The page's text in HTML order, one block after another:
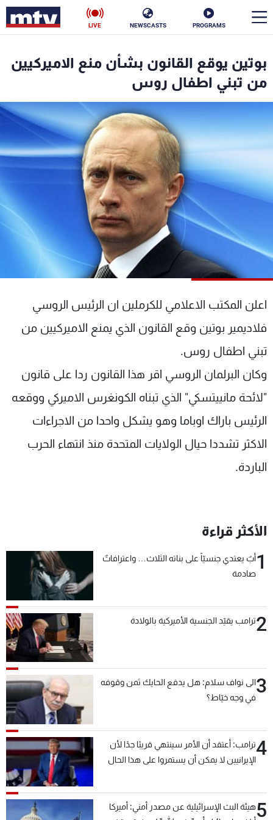
PROGRAMS
NEWSCASTS
LIVE
بوتين يوقع القانون بشأن منع الاميركيين
من تبني اطفال روس
اعلن المكتب الاعلامي للكرملين ان الرئيس الروسي
فلاديمير بوتين وقع القانون الذي يمنع الاميركيين من
تبني اطفال روس.
وكان البرلمان الروسي اقر هذا القانون ردا على قانون
"لائحة مانييتسكي" الذي تبناه الكونغرس الاميركي ووقعه
الرئيس باراك اوباما وهو يشكل واحدا من الاجراءات
الاكثر تشددا حيال الولايات المتحدة منذ انتهاء الحرب
الباردة.
الأكثر قراءة
1أبٌ يعتدي جنسيّاً على بناته الثلاث… واعترافاتٌ
صادمة
2ترامب يقيّد الجنسية الأميركية بالولادة
3الى نواف سلام: هل يدفع الحايك ثمن وقوفه
في وجه خيّاط؟
4ترامب: أعتقد أن الأمر سينتهي قريبًا جدًا لأن
الإيرانيين لا يمكن أن يستمروا على هذا الحال
5هيئة البث الإسرائيلية عن مصدر أمني: أميركا
الأخبار
ناس
إقتصاد فن
منوعات رياضة
كأس العالم
البرامج
جدول البرامج
الترددات
الإنـتـاج
لاعلاناتكم
شروط الإسـتخدام
سياسة الخصوصية